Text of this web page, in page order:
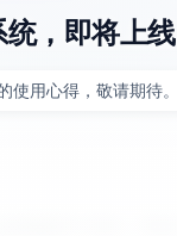
，即将上线
使用心得，敬请期待。